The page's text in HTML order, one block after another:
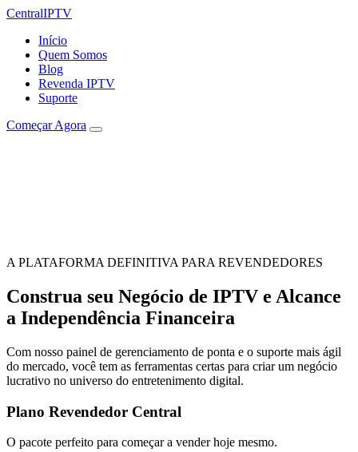
CentralIPTV
Início
Quem Somos
Blog
Revenda IPTV
Suporte
Começar Agora
A PLATAFORMA DEFINITIVA PARA REVENDEDORES
Construa seu Negócio de IPTV e Alcance
a Independência Financeira
Com nosso painel de gerenciamento de ponta e o suporte mais ágil
do mercado, você tem as ferramentas certas para criar um negócio
lucrativo no universo do entretenimento digital.
Plano Revendedor Central
O pacote perfeito para começar a vender hoje mesmo.